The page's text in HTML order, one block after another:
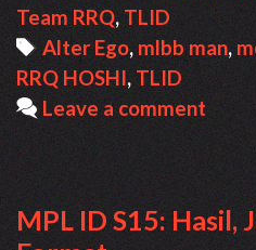
Team RRQ, TLID
Tags
Alter Ego, mlbb man,
RRQ HOSHI, TLID
Leave a comment
MPL ID S15: Hasil,